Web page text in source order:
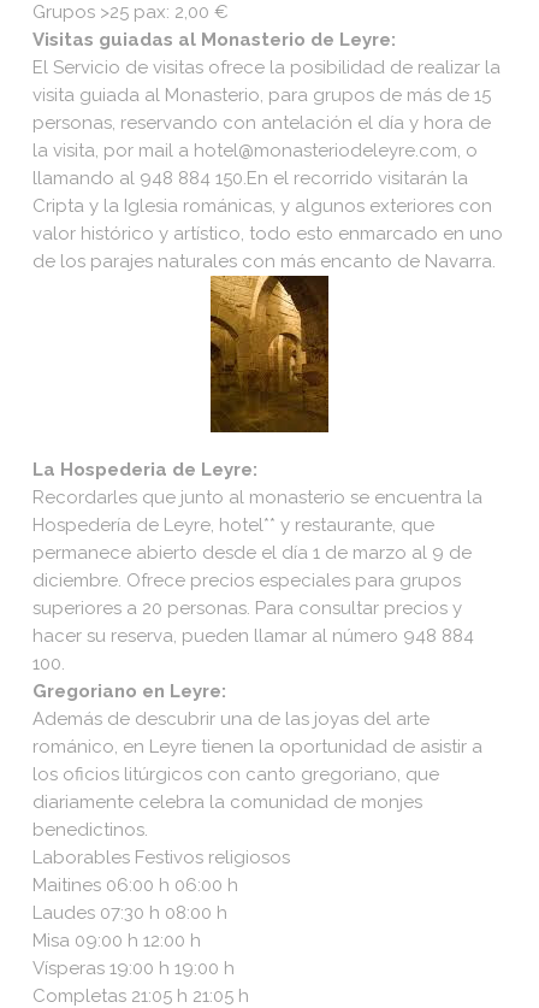
Grupos >25 pax: 2,00 €
Visitas guiadas al Monasterio de Leyre:
El Servicio de visitas ofrece la posibilidad de realizar la
visita guiada al Monasterio, para grupos de más de 15
personas, reservando con antelación el día y hora de
la visita, por mail a hotel@monasteriodeleyre.com, o
llamando al 948 884 150.En el recorrido visitarán la
Cripta y la Iglesia románicas, y algunos exteriores con
valor histórico y artístico, todo esto enmarcado en uno
de los parajes naturales con más encanto de Navarra.
La Hospederia de Leyre:
Recordarles que junto al monasterio se encuentra la
Hospedería de Leyre, hotel** y restaurante, que
permanece abierto desde el día 1 de marzo al 9 de
diciembre. Ofrece precios especiales para grupos
superiores a 20 personas. Para consultar precios y
hacer su reserva, pueden llamar al número 948 884
100.
Gregoriano en Leyre:
Además de descubrir una de las joyas del arte
románico, en Leyre tienen la oportunidad de asistir a
los oficios litúrgicos con canto gregoriano, que
diariamente celebra la comunidad de monjes
benedictinos.
Laborables Festivos religiosos
Maitines 06:00 h 06:00 h
Laudes 07:30 h 08:00 h
Misa 09:00 h 12:00 h
Vísperas 19:00 h 19:00 h
Completas 21:05 h 21:05 h